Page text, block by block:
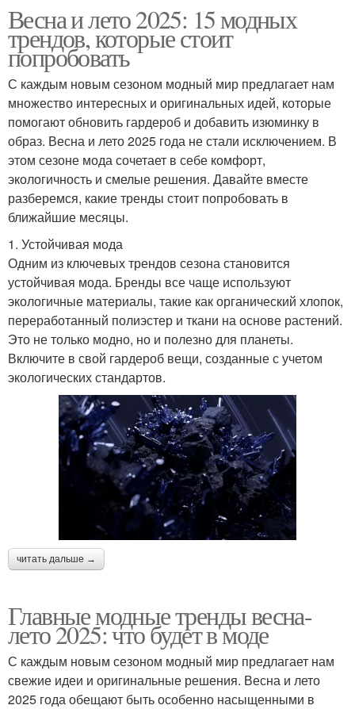
Весна и лето 2025: 15 модных
трендов, которые стоит
попробовать
С каждым новым сезоном модный мир предлагает нам
множество интересных и оригинальных идей, которые
помогают обновить гардероб и добавить изюминку в
образ. Весна и лето 2025 года не стали исключением. В
этом сезоне мода сочетает в себе комфорт,
экологичность и смелые решения. Давайте вместе
разберемся, какие тренды стоит попробовать в
ближайшие месяцы.
1. Устойчивая мода
Одним из ключевых трендов сезона становится
устойчивая мода. Бренды все чаще используют
экологичные материалы, такие как органический хлопок,
переработанный полиэстер и ткани на основе растений.
Это не только модно, но и полезно для планеты.
Включите в свой гардероб вещи, созданные с учетом
экологических стандартов.
читать дальше →
Главные модные тренды весна-
лето 2025: что будет в моде
С каждым новым сезоном модный мир предлагает нам
свежие идеи и оригинальные решения. Весна и лето
2025 года обещают быть особенно насыщенными в